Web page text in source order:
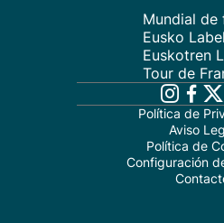
Mundial de
Eusko
Euskotren
Tour de
Política de
Aviso
Política de
Configuración